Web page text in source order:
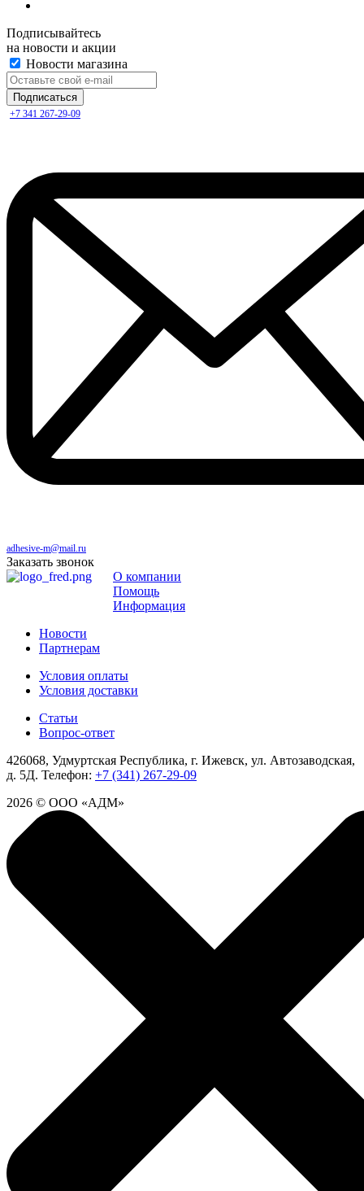
Подписывайтесь
на новости и акции
Новости магазина
+7 341 267-29-09
adhesive-m@mail.ru
Заказать звонок
О компании
Помощь
Информация
Новости
Партнерам
Условия оплаты
Условия доставки
Статьи
Вопрос-ответ
426068, Удмуртская Республика, г. Ижевск, ул. Автозаводская,
д. 5Д. Телефон: +7 (341) 267-29-09
2026 © ООО «АДМ»